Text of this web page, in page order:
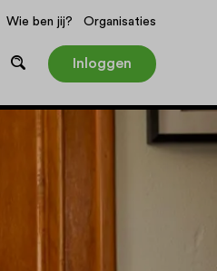
Wie ben jij? Organisaties
Inloggen